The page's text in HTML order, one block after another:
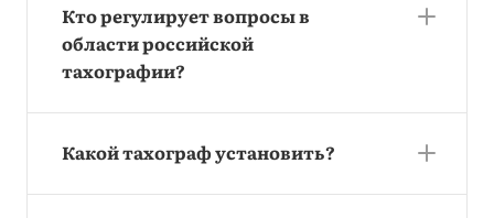
Кто регулирует вопросы в
области российской
тахографии?
Какой тахограф установить?